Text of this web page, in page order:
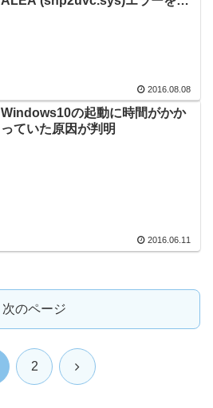
2016.08.08
Windows10の起動に時間がかか
っていた原因が判明
2016.06.11
次のページ
2 次